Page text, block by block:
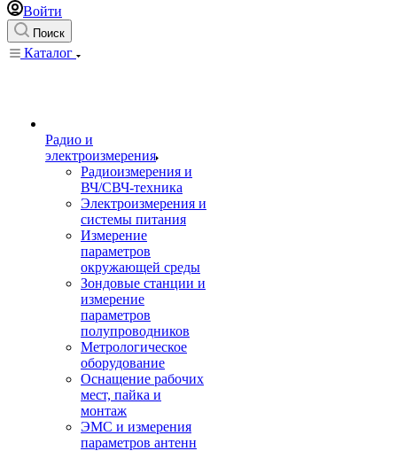
Войти
Поиск
Каталог
Радио и
электроизмерения
Радиоизмерения и
ВЧ/СВЧ-техника
Электроизмерения и
системы питания
Измерение
параметров
окружающей среды
Зондовые станции и
измерение
параметров
полупроводников
Метрологическое
оборудование
Оснащение рабочих
мест, пайка и
монтаж
ЭМС и измерения
параметров антенн